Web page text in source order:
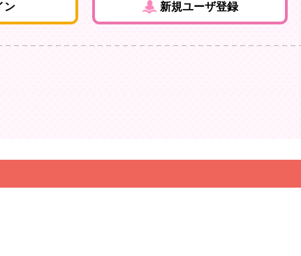
ン 新規ユーザ登録